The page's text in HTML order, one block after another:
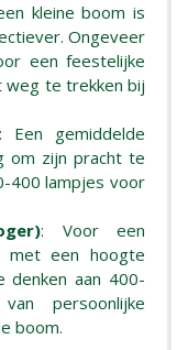
kleine boom is
Ongeveer
een feestelijke
weg te trekken bij
: Een gemiddelde
om zijn pracht te
400 lampjes voor
: Voor een
met een hoogte
denken aan 400-
persoonlijke
boom.